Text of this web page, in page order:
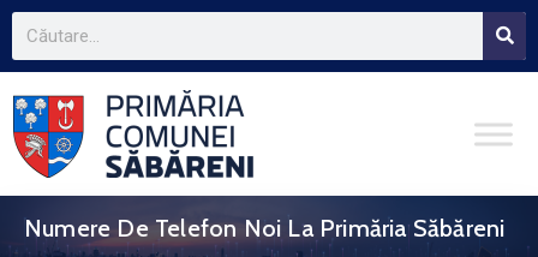
Numere De Telefon Noi La Primăria Săbăreni